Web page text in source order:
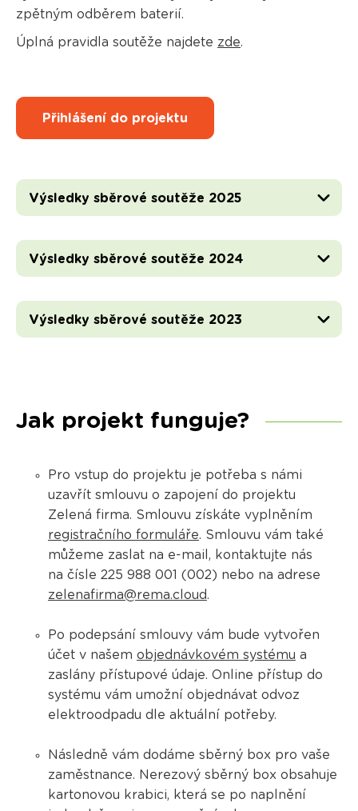
zpětným odběrem baterií.
Úplná pravidla soutěže najdete zde.
Přihlášení do projektu
Výsledky sběrové soutěže 2025
Výsledky sběrové soutěže 2024
Výsledky sběrové soutěže 2023
Jak projekt funguje?
Pro vstup do projektu je potřeba s námi
uzavřít smlouvu o zapojení do projektu
Zelená firma. Smlouvu získáte vyplněním
registračního formuláře. Smlouvu vám také
můžeme zaslat na e-mail, kontaktujte nás
na čísle 225 988 001 (002) nebo na adrese
zelenafirma@rema.cloud.
Po podepsání smlouvy vám bude vytvořen
účet v našem objednávkovém systému a
zaslány přístupové údaje. Online přístup do
systému vám umožní objednávat odvoz
elektroodpadu dle aktuální potřeby.
Následně vám dodáme sběrný box pro vaše
zaměstnance. Nerezový sběrný box obsahuje
kartonovou krabici, která se po naplnění